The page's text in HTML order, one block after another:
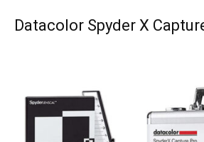
Datacolor Spyder X